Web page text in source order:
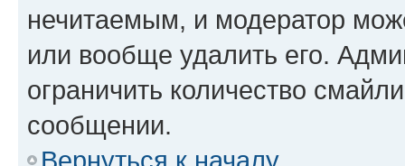
нечитаемым, и модератор
или вообще удалить его.
ограничить количество
сообщении.